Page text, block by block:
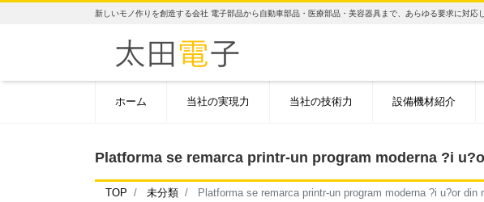
新しいモノ作りを創造する会社 電子部品から自動車部品・医療部品・美容器具まで、あらゆる要求に対応し
ホーム 当社の実現力 当社の技術力 設備機材紹介
Platforma se remarca printr-un program moderna ?i
TOP 未分類 Platforma se remarca printr-un program moderna ?i u?or